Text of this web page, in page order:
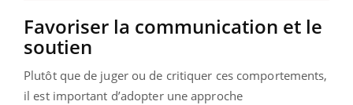
Favoriser la communication et le
soutien
Plutôt que de juger ou de critiquer ces comportements,
il est important d’adopter une approche